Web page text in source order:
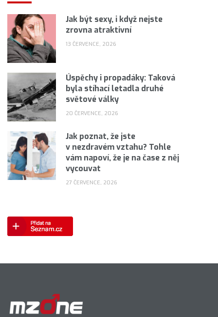
Jak být sexy, i když nejste
zrovna atraktivní
13 ČERVENCE, 2026
Úspěchy i propadáky: Taková
byla stíhací letadla druhé
světové války
20 ČERVENCE, 2026
Jak poznat, že jste
v nezdravém vztahu? Tohle
vám napoví, že je na čase z něj
vycouvat
27 ČERVENCE, 2026